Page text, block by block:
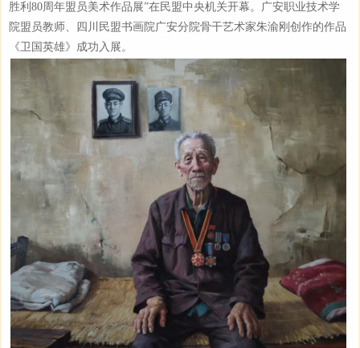
胜利80周年盟员美术作品展”在民盟中央机关开幕。广安职业技术学
院盟员教师、四川民盟书画院广安分院骨干艺术家朱渝刚创作的作品
《卫国英雄》成功入展。